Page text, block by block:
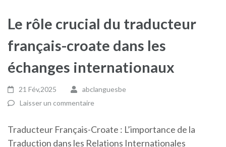
Le rôle crucial du traducteur
français-croate dans les
échanges internationaux
21 Fév,2025
abclanguesbe
Laisser un commentaire
Traducteur Français-Croate : L’importance de la
Traduction dans les Relations Internationales